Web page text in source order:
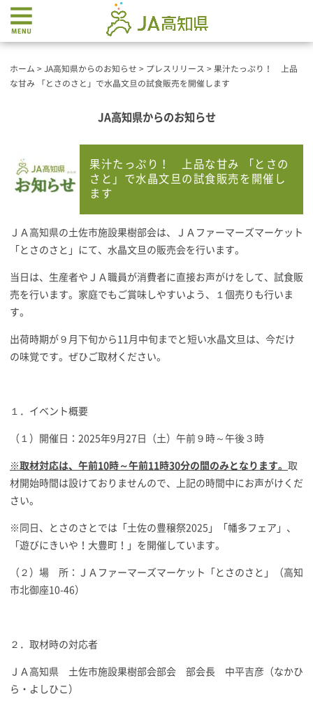
ホーム > JA高知県からのお知らせ > プレスリリース > 果汁たっぷり！ 上品
な甘み 「とさのさと」で水晶文旦の試食販売を開催します
JA高知県からのお知らせ
果汁たっぷり！ 上品な甘み 「とさの
さと」で水晶文旦の試食販売を開催し
ます
ＪＡ高知県の土佐市施設果樹部会は、ＪＡファーマーズマーケット
「とさのさと」にて、水晶文旦の販売会を行います。
当日は、生産者やＪＡ職員が消費者に直接お声がけをして、試食販
売を行います。家庭でもご賞味しやすいよう、１個売りも行いま
す。
出荷時期が９月下旬から11月中旬までと短い水晶文旦は、今だけ
の味覚です。ぜひご取材ください。
１．イベント概要
（１）開催日：2025年9月27日（土）午前９時～午後３時
※取材対応は、午前10時～午前11時30分の間のみとなります。 取
材開始時間は設けておりませんので、上記の時間中にお声がけくだ
さい。
※同日、とさのさとでは「土佐の豊穣祭2025」「幡多フェア」、
「遊びにきいや！大豊町！」を開催しています。
（２）場 所：ＪＡファーマーズマーケット「とさのさと」（高知
市北御座10-46）
２．取材時の対応者
ＪＡ高知県 土佐市施設果樹部会部会 部会長 中平吉彦（なかひ
ら・よしひこ）